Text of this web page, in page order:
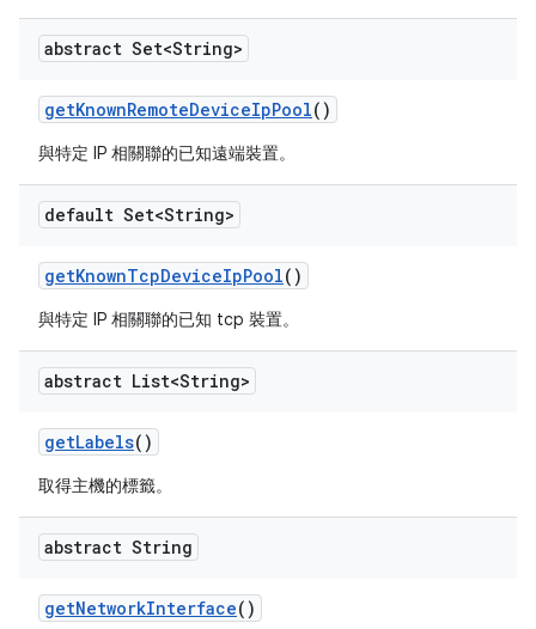
abstract Set<String>
getKnownRemoteDeviceIpPool()
與特定 IP 相關聯的已知遠端裝置。
default Set<String>
getKnownTcpDeviceIpPool()
與特定 IP 相關聯的已知 tcp 裝置。
abstract List<String>
getLabels()
取得主機的標籤。
abstract String
getNetworkInterface()